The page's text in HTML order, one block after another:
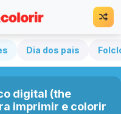
Dia dos pais
digital (the
imprimir e colorir